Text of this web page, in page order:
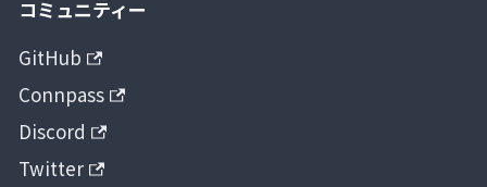
コミュニティー
GitHub
Connpass
Discord
Twitter